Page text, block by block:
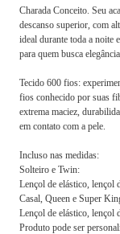
Charada Conceito. Seu
descanso superior, com
ideal durante toda a noite
para quem busca
Tecido 600 fios:
fios conhecido por suas
extrema maciez,
em contato com a pele.
Incluso nas medidas:
Solteiro e Twin:
Lençol de elástico, lençol
Casal, Queen e Super
Lençol de elástico, lençol
Produto pode ser